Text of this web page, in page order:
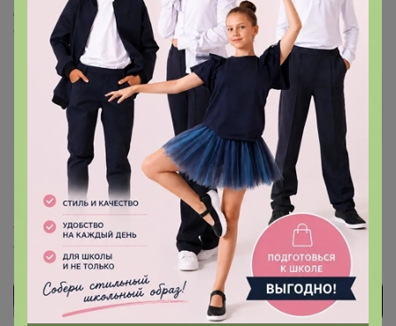
других закупках? Надеюсь понятно описала свою
ситуацию:)
Glamkat
Золотой организатор
17 января, 2022 15:52
S_Alena, Добрый, у вас так и должно быть например в
сп 233 тренди вы учли переплату и сейчас там ее нет